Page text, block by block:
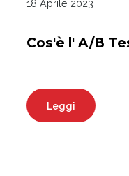
18 Aprile 2023
Cos'è l' A/B
Leggi